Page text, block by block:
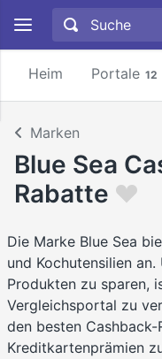
Heim Portale 12
Marken
Blue Sea
Rabatte
Die Marke Blue Sea
und Kochutensilien
Produkten zu sparen,
Vergleichsportal zu
den besten
Kreditkartenprämien